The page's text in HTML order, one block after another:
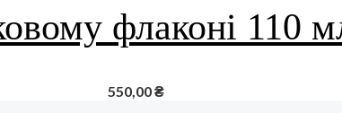
флаконі 110
550,00₴